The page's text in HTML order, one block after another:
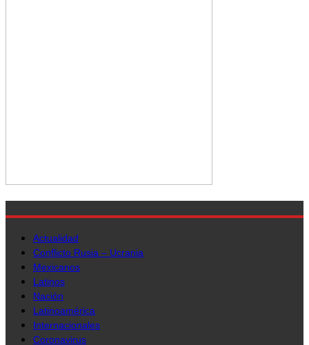
Actualidad
Conflicto Rusia – Ucrania
Mexicanos
Latinos
Nación
Latinoamérica
Internacionales
Coronavirus